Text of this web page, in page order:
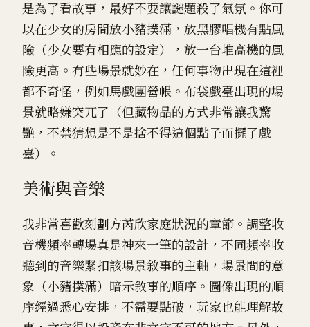
是為了看故事，最好不要讓謎題殺了氣氛。你可
以在少女的房間放小豬撲滿，放黑膠唱機有點風
險（少女要有相應的設定），放一台堆高機的風
險更高。有些場景就妙在，任何事物出現在這裡
都不奇怪，例如馬戲團營帳。布袋戲臺出現的場
景就略嫌突兀了（但藏物品的方式非常讓我驚
艷，不禁猜想是不是捨不得這個點子而擺了戲
臺）。
美術與音樂
我非常喜歡刻劃方芮欣家庭狀況的章節。調整收
音機頻率轉場真是神來一筆的設計，不同頻率收
聽到的音樂緊扣該場景敘事的主軸，場景間的意
象（小豬撲滿）暗示敘事的順序。圖像出現的順
序經過悉心安排，不需要點破，玩家也能理解故